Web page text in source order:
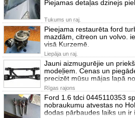
Piejamas detaļas dzinejs
Tukums un raj.
Pieejama restaurēta ford
mazdām, citreon un volvo.
visā Kurzemē.
Liepāja un raj.
Jauni aizmugurējie un
modeļiem. Cenas un
precizēt mūsu mājas lapā
Rīgas rajons
Ford 1.6 tdci 0445110353
nobraukumu atvestas no
dodas pārbaudes laiks un ir